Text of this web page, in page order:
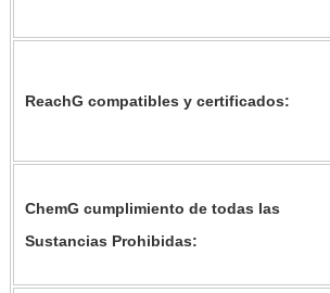
ReachG compatibles y certificados:
ChemG cumplimiento de todas las
Sustancias Prohibidas: